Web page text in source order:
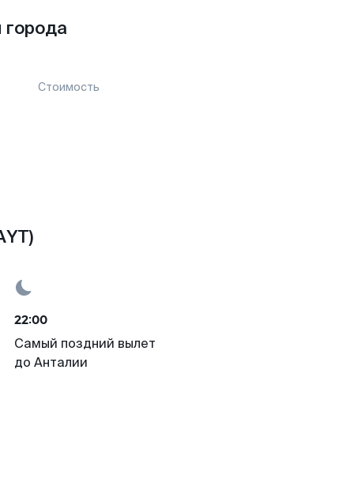
Стоимость
22:00
Самый поздний вылет
до Анталии